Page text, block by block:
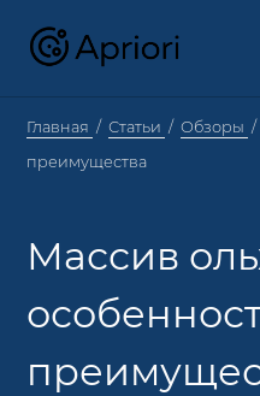
Главная Статьи Обзоры
преимущества
Массив